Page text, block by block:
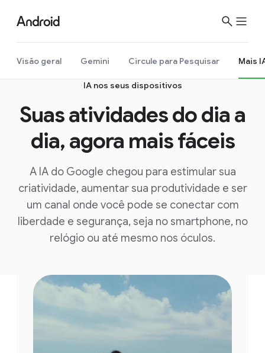
Visão geral Gemini Circule para Pesquisar Mais
IA nos seus dispositivos
Suas atividades do dia a
dia, agora mais fáceis
A IA do Google chegou para estimular sua
criatividade, aumentar sua produtividade e ser
um canal onde você pode se conectar com
liberdade e segurança, seja no smartphone, no
relógio ou até mesmo nos óculos.